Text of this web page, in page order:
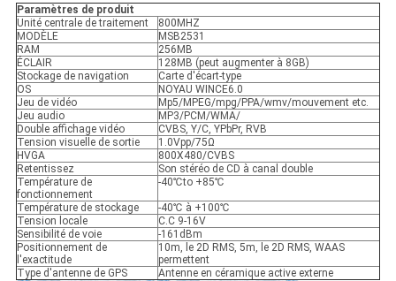
Paramètres de produit
Unité centrale de traitement
800MHZ
MODÈLE
MSB2531
RAM
256MB
ÉCLAIR
128MB (peut augmenter à 8GB)
Stockage de navigation
Carte d'écart-type
OS
NOYAU WINCE6.0
Jeu de vidéo
Mp5/MPEG/mpg/PPA/wmv/mouvement etc.
Jeu audio
MP3/PCM/WMA/
Double affichage vidéo
CVBS, Y/C, YPbPr, RVB
Tension visuelle de sortie
1.0Vpp/75Ω
HVGA
800X480/CVBS
Retentissez
Son stéréo de CD à canal double
Température de
fonctionnement
-40℃to +85℃
Température de stockage
-40℃ à +100℃
Tension locale
C.C 9-16V
Sensibilité de voie
-161dBm
Positionnement de
l'exactitude
10m, le 2D RMS, 5m, le 2D RMS, WAAS
permettent
Type d'antenne de GPS
Antenne en céramique active externe